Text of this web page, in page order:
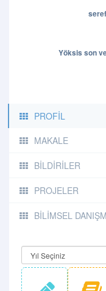
Yöksis son
PROFİL
MAKALE
BİLDİRİLER
PROJELER
BİLİMSEL